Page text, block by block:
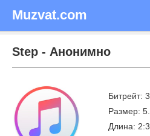
Muzvat.com
Step - Анонимно
Битрейт:
Размер:
Длина: